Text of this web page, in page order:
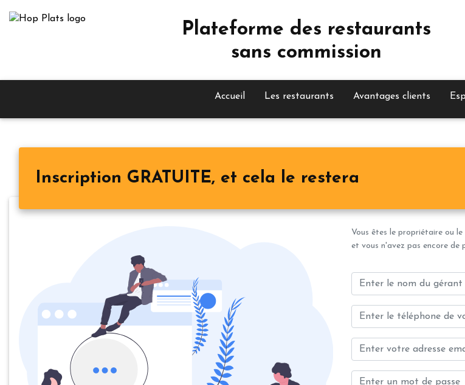
Plateforme des restaurants
sans commission
Accueil Les restaurants Avantages clients
Inscription GRATUITE, et cela le restera
Vous êtes le propriétaire ou
et vous n'avez pas encore de